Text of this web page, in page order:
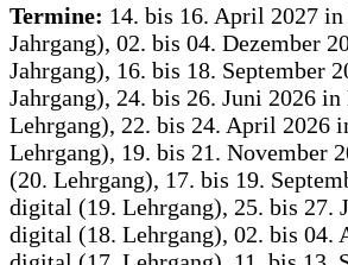
Termine: 14. bis 16. April 2027
Jahrgang), 02. bis 04. Dezember
Jahrgang), 16. bis 18. September
Jahrgang), 24. bis 26. Juni 2026
Lehrgang), 22. bis 24. April 2026
Lehrgang), 19. bis 21. November
(20. Lehrgang), 17. bis 19.
digital (19. Lehrgang), 25. bis 27.
digital (18. Lehrgang), 02. bis 04.